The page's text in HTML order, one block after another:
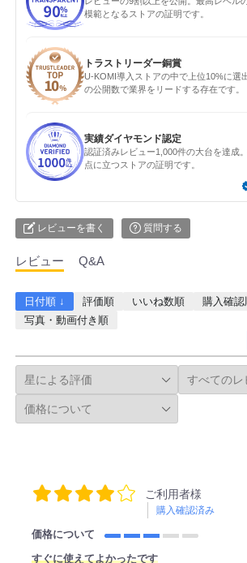
模範となるストアの証明です。
トラストリーダー銅賞
U-KOMI導入ストアの中で上位10%に選
の公開数で業界をリードする存在です。
実績ダイヤモンド認定
認証済みレビュー1,000件の大台を達成
点に立つストアの証明です。
レビューを書く 質問する
レビュー Q&A
日付順 ↓ 評価順 いいね数順 購入確認
写真・動画付き順
ご利用者様
購入確認済み
価格について
すぐに使えてよかったです